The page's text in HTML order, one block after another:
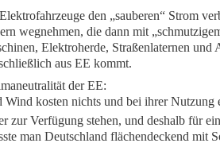
den „sauberen“ Strom
wegnehmen, die dann mit
Elektroherde, Straßenlaternen
aus EE kommt.
der EE:
Wind kosten nichts und bei ihrer Nutzung
zur Verfügung stehen, und deshalb für
man Deutschland flächendeckend mit